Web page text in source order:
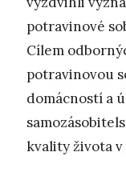
potravinové
Cílem
potravinovou
domácností a
kvality života